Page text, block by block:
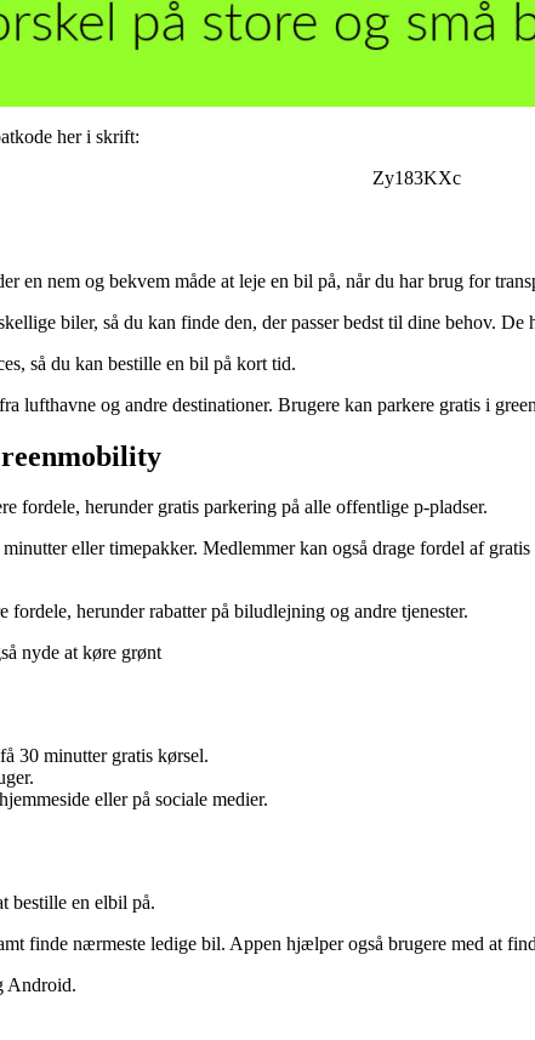
her i skrift:
Zy183KXc
en nem og bekvem måde at leje en bil på, når du har brug for
biler, så du kan finde den, der passer bedst til dine behov. De
så du kan bestille en bil på kort tid.
lufthavne og andre destinationer. Brugere kan parkere gratis i
fordele, herunder gratis parkering på alle offentlige p-pladser.
eller timepakker. Medlemmer kan også drage fordel af
herunder rabatter på biludlejning og andre tjenester.
nyde at køre grønt
30 minutter gratis kørsel.
eller på sociale medier.
bestille en elbil på.
finde nærmeste ledige bil. Appen hjælper også brugere med at
Android.